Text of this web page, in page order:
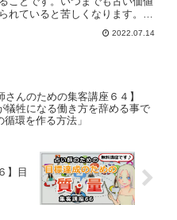
れていると苦しくなります。時
て生きていきませんか？2022.07.14
さんのための集客講座６４】
犠牲になる働き方を辞める事で
循環を作る方法」
】目